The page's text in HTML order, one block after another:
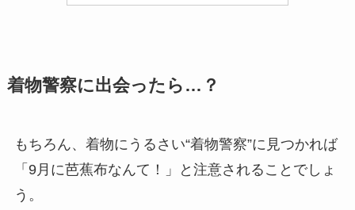
着物警察に出会ったら…？
もちろん、着物にうるさい“着物警察”に見つかれば
「9月に芭蕉布なんて！」と注意されることでしょ
う。